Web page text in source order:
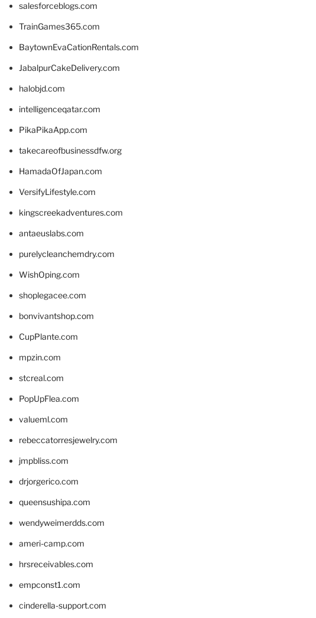
salesforceblogs.com
TrainGames365.com
BaytownEvaCationRentals.com
JabalpurCakeDelivery.com
halobjd.com
intelligenceqatar.com
PikaPikaApp.com
takecareofbusinessdfw.org
HamadaOfJapan.com
VersifyLifestyle.com
kingscreekadventures.com
antaeuslabs.com
purelycleanchemdry.com
WishOping.com
shoplegacee.com
bonvivantshop.com
CupPlante.com
mpzin.com
stcreal.com
PopUpFlea.com
valueml.com
rebeccatorresjewelry.com
jmpbliss.com
drjorgerico.com
queensushipa.com
wendyweimerdds.com
ameri-camp.com
hrsreceivables.com
empconst1.com
cinderella-support.com